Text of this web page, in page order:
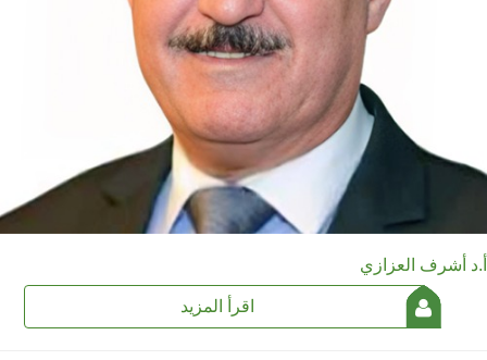
أ.د أشرف العزازي
اقرأ المزيد